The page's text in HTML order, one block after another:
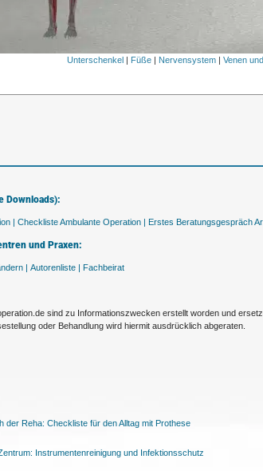
Unterschenkel | Füße | Nervensystem |Venen
Downloads):
| Checkliste Ambulante Operation | Erstes Beratungsgespräch
und Praxen:
| Autorenliste | Fachbeirat
sind zu Informationszwecken erstellt worden und
oder Behandlung wird hiermit ausdrücklich abgeraten.
der Reha: Checkliste für den Alltag mit Prothese
Instrumentenreinigung und Infektionsschutz